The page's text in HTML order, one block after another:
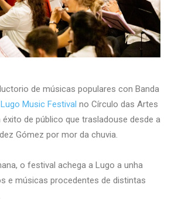
de músicas populares con Banda
Lugo Music Festival no Círculo das Artes
de público que trasladouse desde a
Gómez por mor da chuvia.
o festival achega a Lugo a unha
e músicas procedentes de distintas